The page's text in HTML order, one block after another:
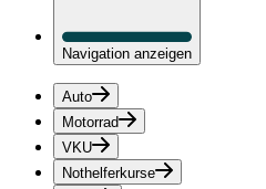
Navigation anzeigen
Auto
Motorrad
VKU
Nothelferkurse